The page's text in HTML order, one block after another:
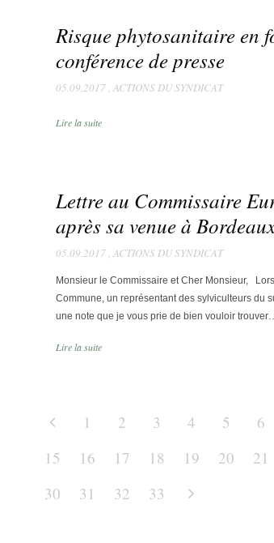
Risque phytosanitaire en
conférence de presse
05.09.2017, ACTIONS DU SYNDICAT
Lire la suite
Lettre au Commissaire
après sa venue à
05.09.2017, ACTIONS DU SYNDICAT
Monsieur le Commissaire et Cher Monsieur,
Commune, un représentant des sylviculteurs du
une note que je vous prie de bien vouloir
Lire la suite
1 2 3 4 5 6
15
16 17 18 19 20 21
30
31 32 33